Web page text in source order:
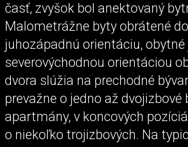
časť, zvyšok bol anektovaný
Malometrážne byty obrátené
juhozápadnú orientáciu,
severovýchodnou orientáciou
dvora slúžia na prechodné
prevažne o jedno až dvojizbové
apartmány, v koncových
o niekoľko trojizbových. Na